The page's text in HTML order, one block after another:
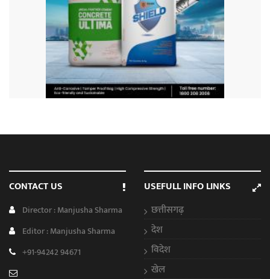
CONTACT US
Director : Manjusha Sharma
Editor : Manjusha Sharma
+91-94242 94671
USEFULL INFO LINKS
छत्तीसगढ़
देश
विदेश
खेल